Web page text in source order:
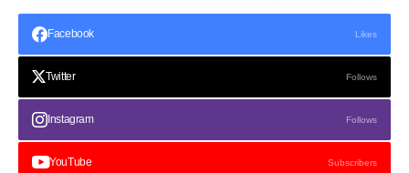
Facebook Likes
Twitter Follows
Instagram Follows
YouTube Subscribers